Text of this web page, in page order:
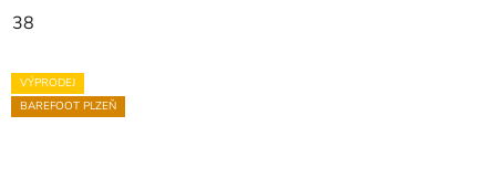
38
VÝPRODEJ
BAREFOOT PLZEŇ